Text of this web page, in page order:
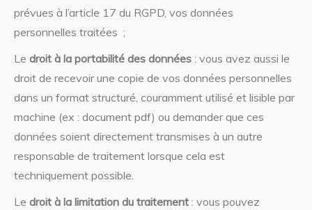
prévues à l’article 17 du RGPD, vos données
personnelles traitées ;
Le droit à la portabilité des données : vous avez aussi le
droit de recevoir une copie de vos données personnelles
dans un format structuré, couramment utilisé et lisible par
machine (ex : document pdf) ou demander que ces
données soient directement transmises à un autre
responsable de traitement lorsque cela est
techniquement possible.
Le droit à la limitation du traitement : vous pouvez